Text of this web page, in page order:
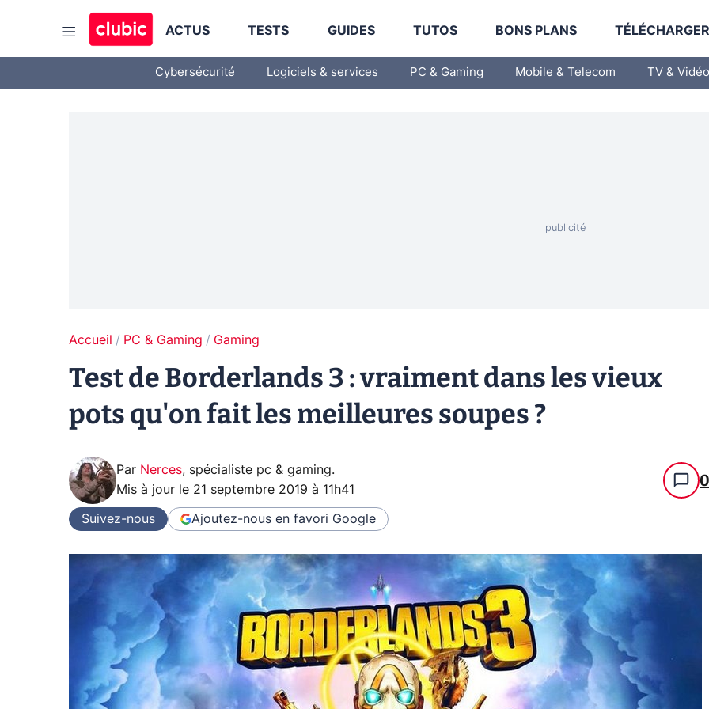
ACTUS TESTS GUIDES TUTOS BONS PLANS
Cybersécurité Logiciels & services PC & Gaming Mobile & Telecom TV & Vidéo
Accueil PC & Gaming Gaming
Test de Borderlands 3 : vraiment dans les vieux
pots qu'on fait les meilleures soupes ?
Par Nerces, spécialiste pc & gaming.
Mis à jour le 21 septembre 2019 à 11h41 0
Suivez-nous Ajoutez-nous en favori Google